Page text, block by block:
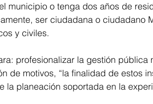
municipio o tenga dos años de
ser ciudadana o ciudadano
y civiles.
profesionalizar la gestión pública
de motivos, “la finalidad de estos
la planeación soportada en la